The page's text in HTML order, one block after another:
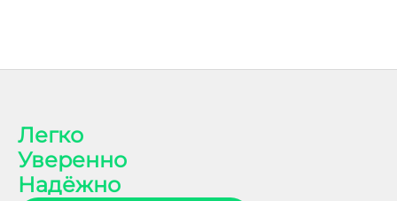
Легко
Уверенно
Надёжно